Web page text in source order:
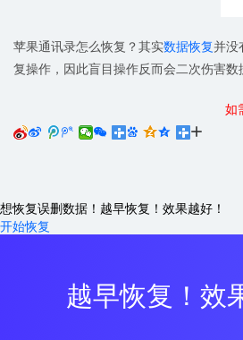
苹果通讯录怎么恢复？其实数据恢复并没
复操作，因此盲目操作反而会二次伤害数
如
     
想恢复误删数据！越早恢复！效果越好！
开始恢复
越早恢复！效